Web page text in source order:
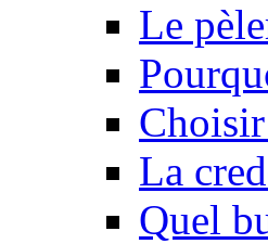
Le
La
Quel